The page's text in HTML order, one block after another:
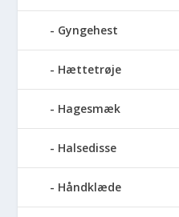
Gyngehest
Hættetrøje
Hagesmæk
Halsedisse
Håndklæde